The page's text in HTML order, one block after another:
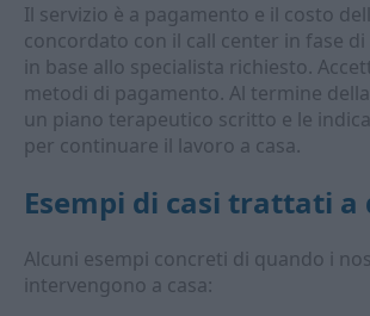
Il servizio è a pagamento e il costo
concordato con il call center in fase
in base allo specialista richiesto.
metodi di pagamento. Al termine
un piano terapeutico scritto e le
per continuare il lavoro a casa.
Esempi di casi trattati a
Alcuni esempi concreti di quando i
intervengono a casa: